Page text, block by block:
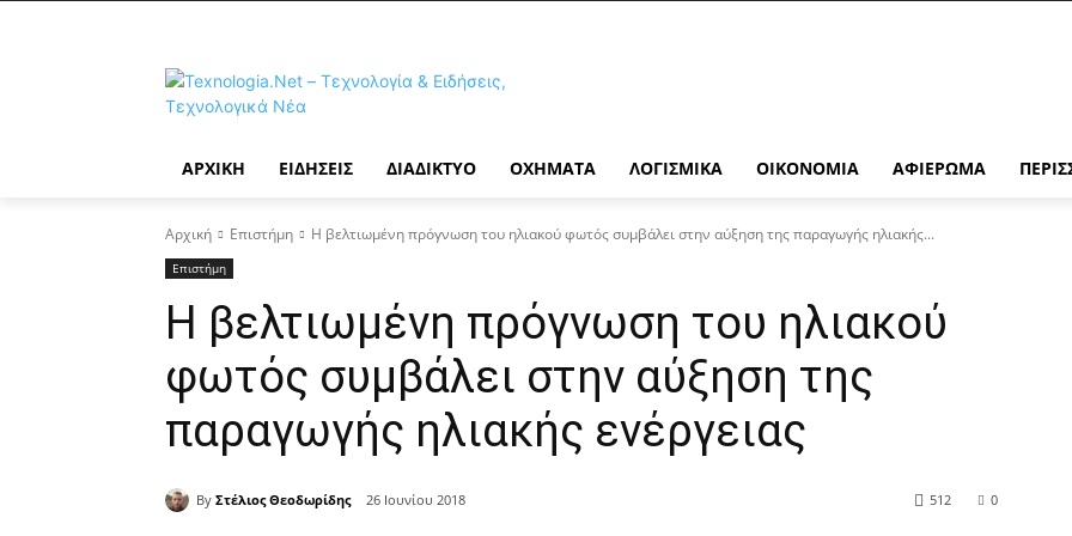
ΑΡΧΙΚΉ ΕΙΔΉΣΕΙΣ ΔΙΑΔΊΚΤΥΟ ΟΧΉΜΑΤΑ ΛΟΓΙΣΜΙΚΆ ΟΙΚΟΝΟΜΊΑ ΑΦΙΈΡΩΜΑ
Αρχική Επιστήμη Η βελτιωμένη πρόγνωση του ηλιακού φωτός συμβάλει στην αύξηση της παραγωγής ηλιακής...
Επιστήμη
Η βελτιωμένη πρόγνωση του ηλιακού
φωτός συμβάλει στην αύξηση της
παραγωγής ηλιακής ενέργειας
By Στέλιος Θεοδωρίδης 26 Ιουνίου 2018 0
512